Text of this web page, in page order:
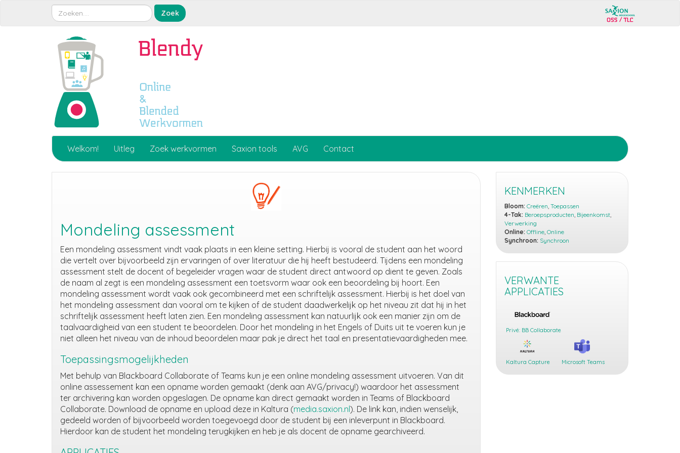
Welkom! Uitleg Zoek werkvormen Saxion tools AVG Contact
Mondeling assessment
Een mondeling assessment vindt vaak plaats in een kleine setting. Hierbij is vooral de student aan het woord
die vertelt over bijvoorbeeld zijn ervaringen of over literatuur die hij heeft bestudeerd. Tijdens een mondeling
assessment stelt de docent of begeleider vragen waar de student direct antwoord op dient te geven. Zoals
de naam al zegt is een mondeling assessment een toetsvorm waar ook een beoordeling bij hoort. Een
mondeling assessment wordt vaak ook gecombineerd met een schriftelijk assessment. Hierbij is het doel van
het mondeling assessment dan vooral om te kijken of de student daadwerkelijk op het niveau zit dat hij in het
schriftelijk assessment heeft laten zien. Een mondeling assessment kan natuurlijk ook een manier zijn om de
taalvaardigheid van een student te beoordelen. Door het mondeling in het Engels of Duits uit te voeren kun je
niet alleen het niveau van de inhoud beoordelen maar pak je direct het taal en presentatievaardigheden mee.
Toepassingsmogelijkheden
Met behulp van Blackboard Collaborate of Teams kun je een online mondeling assessment uitvoeren. Van dit
online assessement kan een opname worden gemaakt (denk aan AVG/privacy!) waardoor het assessment
ter archivering kan worden opgeslagen. De opname kan direct gemaakt worden in Teams of Blackboard
Collaborate. Download de opname en upload deze in Kaltura (media.saxion.nl). De link kan, indien wenselijk,
gedeeld worden of bijvoorbeeld worden toegevoegd door de student bij een inleverpunt in Blackboard.
Hierdoor kan de student het mondeling terugkijken en heb je als docent de opname gearchiveerd.
KENMERKEN
Bloom: Creëren, Toepassen
4-Tak: Beroepsproducten, Bijeenkomst,
Verwerking
Online: Offline, Online
Synchroon: Synchroon
VERWANTE
APPLICATIES
Privé: BB Collaborate
Kaltura Capture Microsoft Teams